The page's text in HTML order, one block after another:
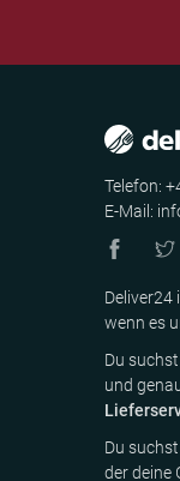
Telefon:
E-Mail:
Deliver24
wenn es
Du
und
Du
der deine